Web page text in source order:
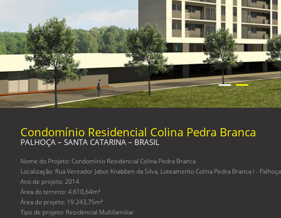
Condomínio Residencial Colina Pedra Branca
PALHOÇA – SANTA CATARINA – BRASIL
Nome do Projeto: Condomínio Residencial Colina Pedra Branca
Localização: Rua Vereador Jabor Knabben da Silva, Loteamento Colina Pedra Branca I -
Ano de projeto: 2014
Área do terreno: 4.610,64m²
Área do projeto: 19.243,75m²
Tipo de projeto: Residencial Multifamiliar